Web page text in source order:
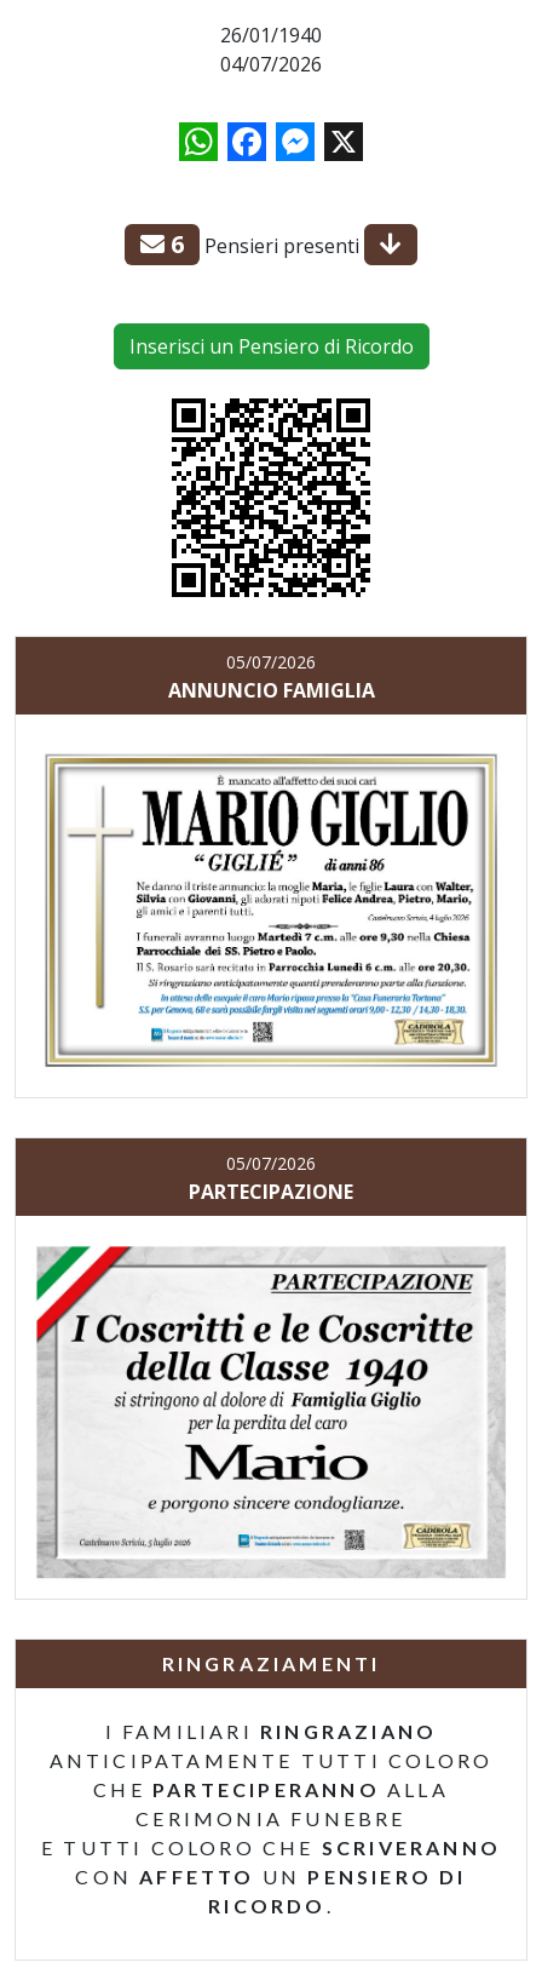
26/01/1940
04/07/2026
WhatsAppFacebookMessenger
X
6 Pensieri presenti
Inserisci un Pensiero di Ricordo
05/07/2026
ANNUNCIO FAMIGLIA
05/07/2026
PARTECIPAZIONE
RINGRAZIAMENTI
I FAMILIARI RINGRAZIANO
ANTICIPATAMENTE TUTTI COLORO
CHE PARTECIPERANNO ALLA
CERIMONIA FUNEBRE
E TUTTI COLORO CHE SCRIVERANNO
CON AFFETTO UN PENSIERO DI
RICORDO